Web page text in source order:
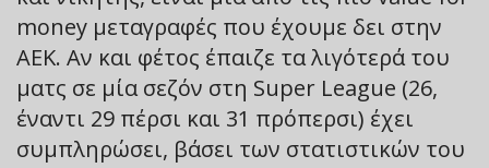
money μεταγραφές που έχουμε δει στην
ΑΕΚ. Αν και φέτος έπαιζε τα λιγότερά του
ματς σε μία σεζόν στη Super League (26,
έναντι 29 πέρσι και 31 πρόπερσι) έχει
συμπληρώσει, βάσει των στατιστικών του